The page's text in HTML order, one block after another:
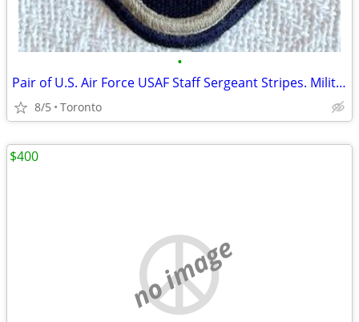
•
Pair of U.S. Air Force USAF Staff Sergeant Stripes. Military
8/5 Toronto
no image
$400